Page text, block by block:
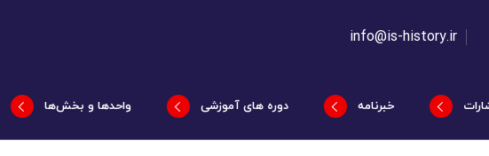
info@is-history.ir
خبرنامه دوره های آموزشی واحدها و بخش‌ها